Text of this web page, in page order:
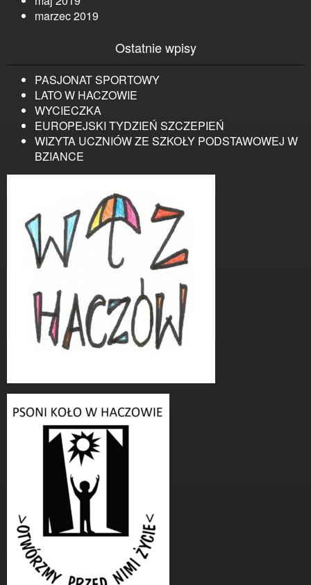
marzec 2019
Ostatnie wpisy
PASJONAT SPORTOWY
LATO W HACZOWIE
WYCIECZKA
EUROPEJSKI TYDZIEŃ SZCZEPIEŃ
WIZYTA UCZNIÓW ZE SZKOŁY PODSTAWOWEJ W
BZIANCE